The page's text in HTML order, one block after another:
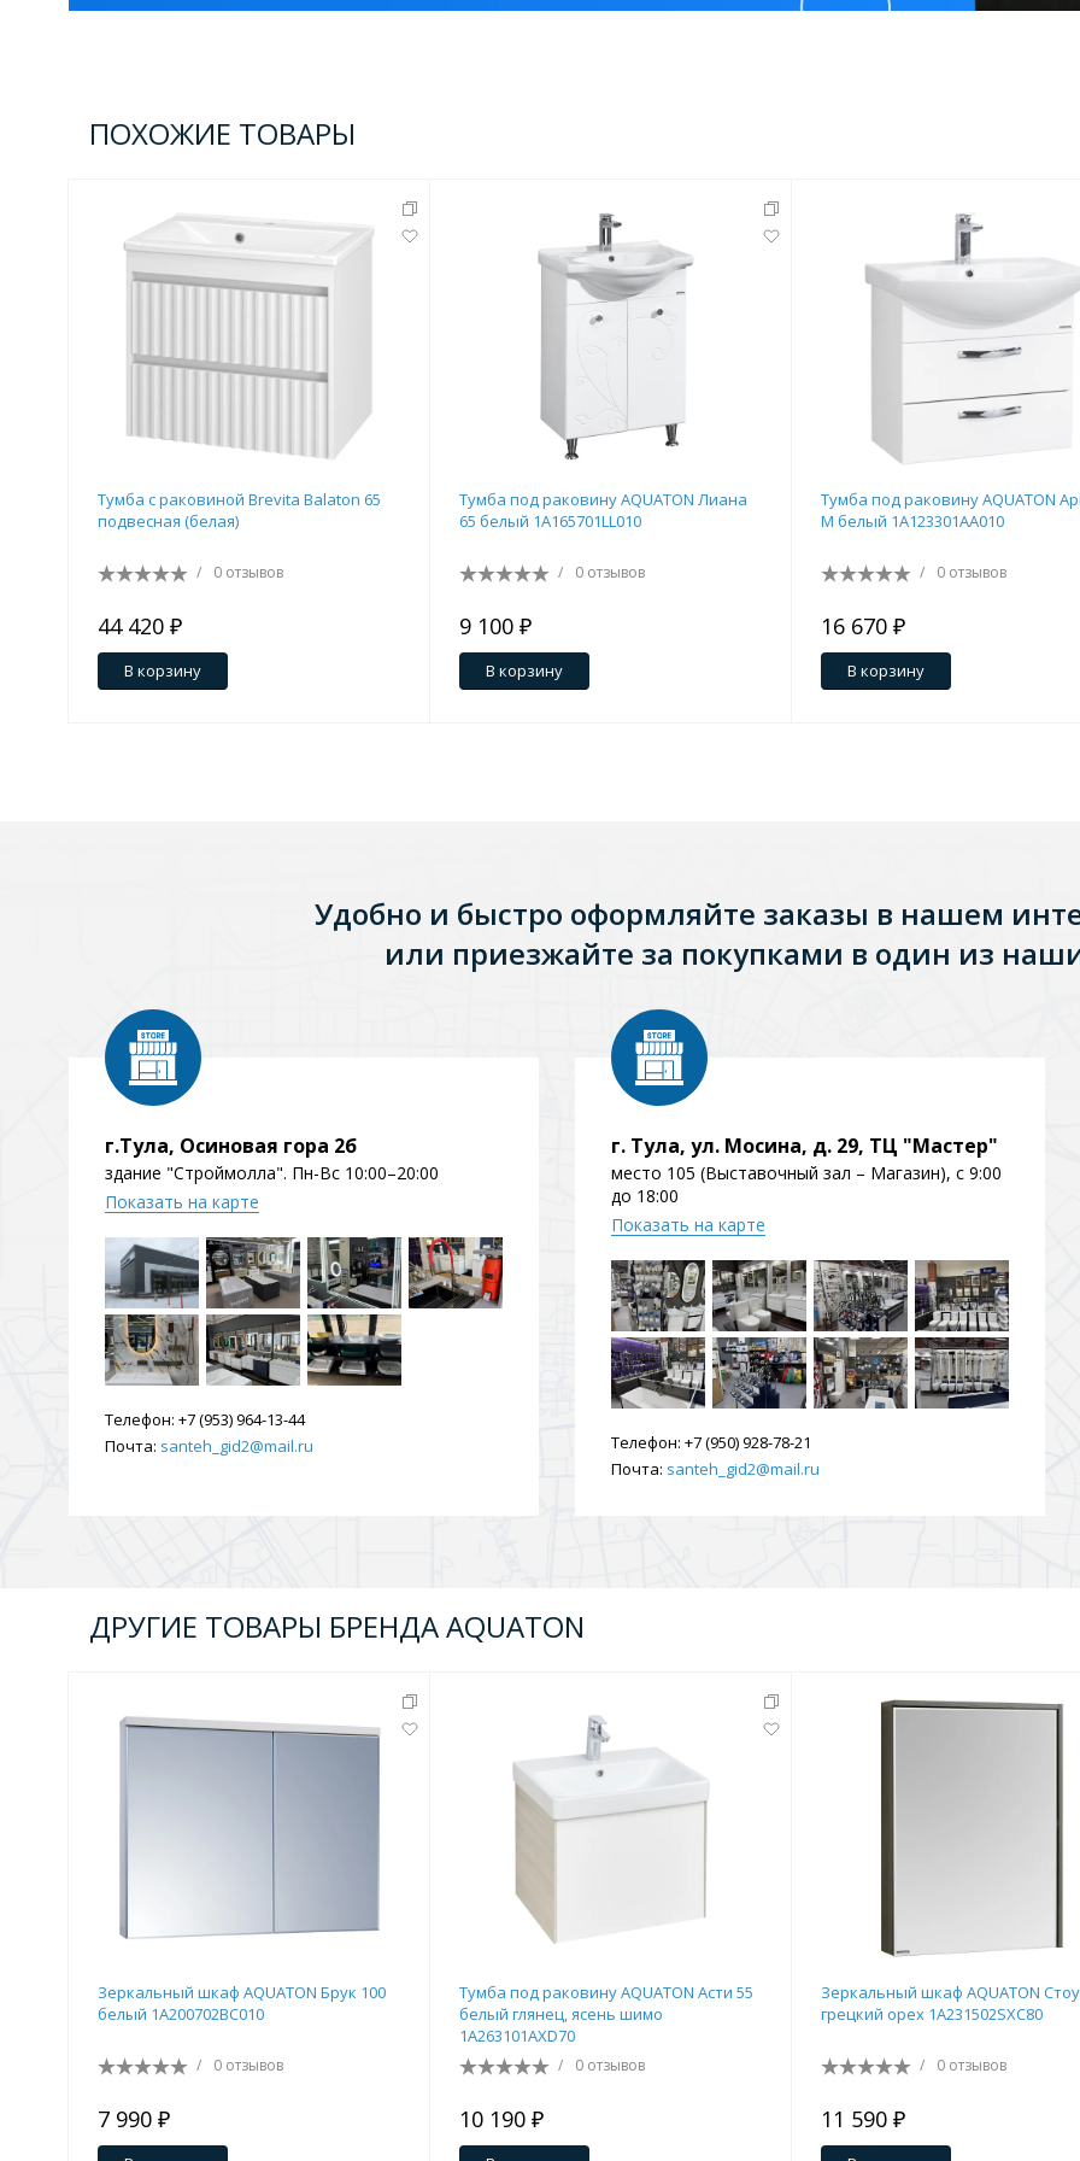
Комплектующие для кабин
Полотенцесушители
Водяные Электрические Комплектующие
Аксессуары для ванных комнат
4 категории
Из литьевого мрамора Стальные Из искусственного камня Из
Двери и перегородки На борт ванной
Трапы для душевых
3 категории
Квадратные Комплектующие
ПОХОЖИЕ ТОВАРЫ
Тумба c раковиной Brevita Balaton 65
подвесная (белая)
/ 0 отзывов
44 420 ₽
В корзину
Тумба под раковину AQUATON Лиана
65 белый 1A165701LL010
/ 0 отзывов
9 100 ₽
В корзину
Тумба под раковину AQUATON
М белый 1A123301AA010
/ 0 отзывов
16 670 ₽
В корзину
Удобно и быстро оформляйте заказы в нашем
или приезжайте за покупками в один из
г.Тула, Осиновая гора 2б
здание "Строймолла". Пн-Вс 10:00–20:00
Показать на карте
Телефон: +7 (953) 964-13-44
Почта: santeh_gid2@mail.ru
г. Тула, ул. Мосина, д. 29, ТЦ "Мастер"
место 105 (Выставочный зал – Магазин), с 9:00
до 18:00
Показать на карте
Телефон: +7 (950) 928-78-21
Почта: santeh_gid2@mail.ru
ДРУГИЕ ТОВАРЫ БРЕНДА AQUATON
Зеркальный шкаф AQUATON Брук 100
белый 1A200702BC010
/ 0 отзывов
7 990 ₽
Тумба под раковину AQUATON Асти 55
белый глянец, ясень шимо
1A263101AXD70
/ 0 отзывов
10 190 ₽
Зеркальный шкаф AQUATON
грецкий орех 1A231502SXC80
/ 0 отзывов
11 590 ₽